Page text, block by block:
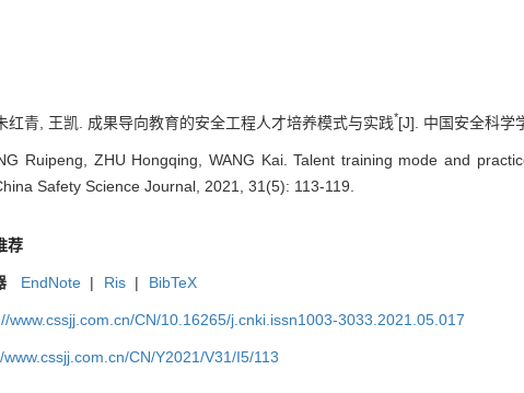
红青, 王凯. 成果导向教育的安全工程人才培养模式与实践*[J]. 中国安全科学
Ruipeng, ZHU Hongqing, WANG Kai. Talent training mode and
Safety Science Journal, 2021, 31(5): 113-119.
荐
EndNote | Ris | BibTeX
www.cssjj.com.cn/CN/10.16265/j.cnki.issn1003-3033.2021.05.017
www.cssjj.com.cn/CN/Y2021/V31/I5/113